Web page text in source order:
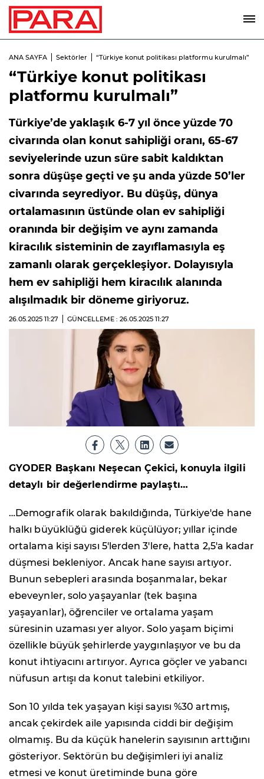
ANA SAYFA Sektörler “Türkiye konut politikası platformu kurulmalı”
“Türkiye konut politikası
platformu kurulmalı”
Türkiye’de yaklaşık 6-7 yıl önce yüzde 70
civarında olan konut sahipliği oranı, 65-67
seviyelerinde uzun süre sabit kaldıktan
sonra düşüşe geçti ve şu anda yüzde 50’ler
civarında seyrediyor. Bu düşüş, dünya
ortalamasının üstünde olan ev sahipliği
oranında bir değişim ve aynı zamanda
kiracılık sisteminin de zayıflamasıyla eş
zamanlı olarak gerçekleşiyor. Dolayısıyla
hem ev sahipliği hem kiracılık alanında
alışılmadık bir döneme giriyoruz.
26.05.2025 11:27 GÜNCELLEME : 26.05.2025 11:27
GYODER Başkanı Neşecan Çekici, konuyla ilgili
detaylı bir değerlendirme paylaştı…
…Demografik olarak bakıldığında, Türkiye'de hane
halkı büyüklüğü giderek küçülüyor; yıllar içinde
ortalama kişi sayısı 5'lerden 3'lere, hatta 2,5'a kadar
düşmesi bekleniyor. Ancak hane sayısı artıyor.
Bunun sebepleri arasında boşanmalar, bekar
ebeveynler, solo yaşayanlar (tek başına
yaşayanlar), öğrenciler ve ortalama yaşam
süresinin uzaması yer alıyor. Solo yaşam biçimi
özellikle büyük şehirlerde yaygınlaşıyor ve bu da
konut ihtiyacını artırıyor. Ayrıca göçler ve yabancı
nüfusun artışı da konut talebini etkiliyor.
Son 10 yılda tek yaşayan kişi sayısı %30 artmış,
ancak çekirdek aile yapısında ciddi bir değişim
olmamış. Bu da küçük hanelerin sayısının arttığını
gösteriyor. Sektörün bu değişimleri iyi analiz
etmesi ve konut üretiminde buna göre